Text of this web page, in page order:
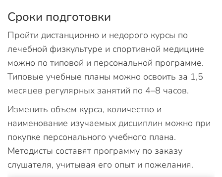
Сроки подготовки
Пройти дистанционно и недорого курсы по
лечебной физкультуре и спортивной медицине
можно по типовой и персональной программе.
Типовые учебные планы можно освоить за 1,5
месяцев регулярных занятий по 4–8 часов.
Изменить объем курса, количество и
наименование изучаемых дисциплин можно при
покупке персонального учебного плана.
Методисты составят программу по заказу
слушателя, учитывая его опыт и пожелания.